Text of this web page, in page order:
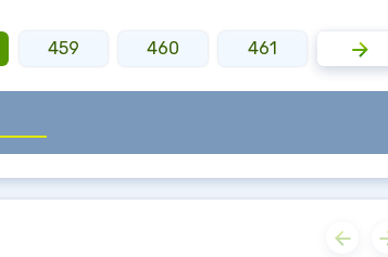
459 460 461 462